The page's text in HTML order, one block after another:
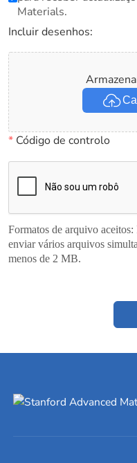
Materials.
Incluir desenhos:
*Código de controlo
Formatos de arquivo
enviar vários arquivos
menos de 2 MB.